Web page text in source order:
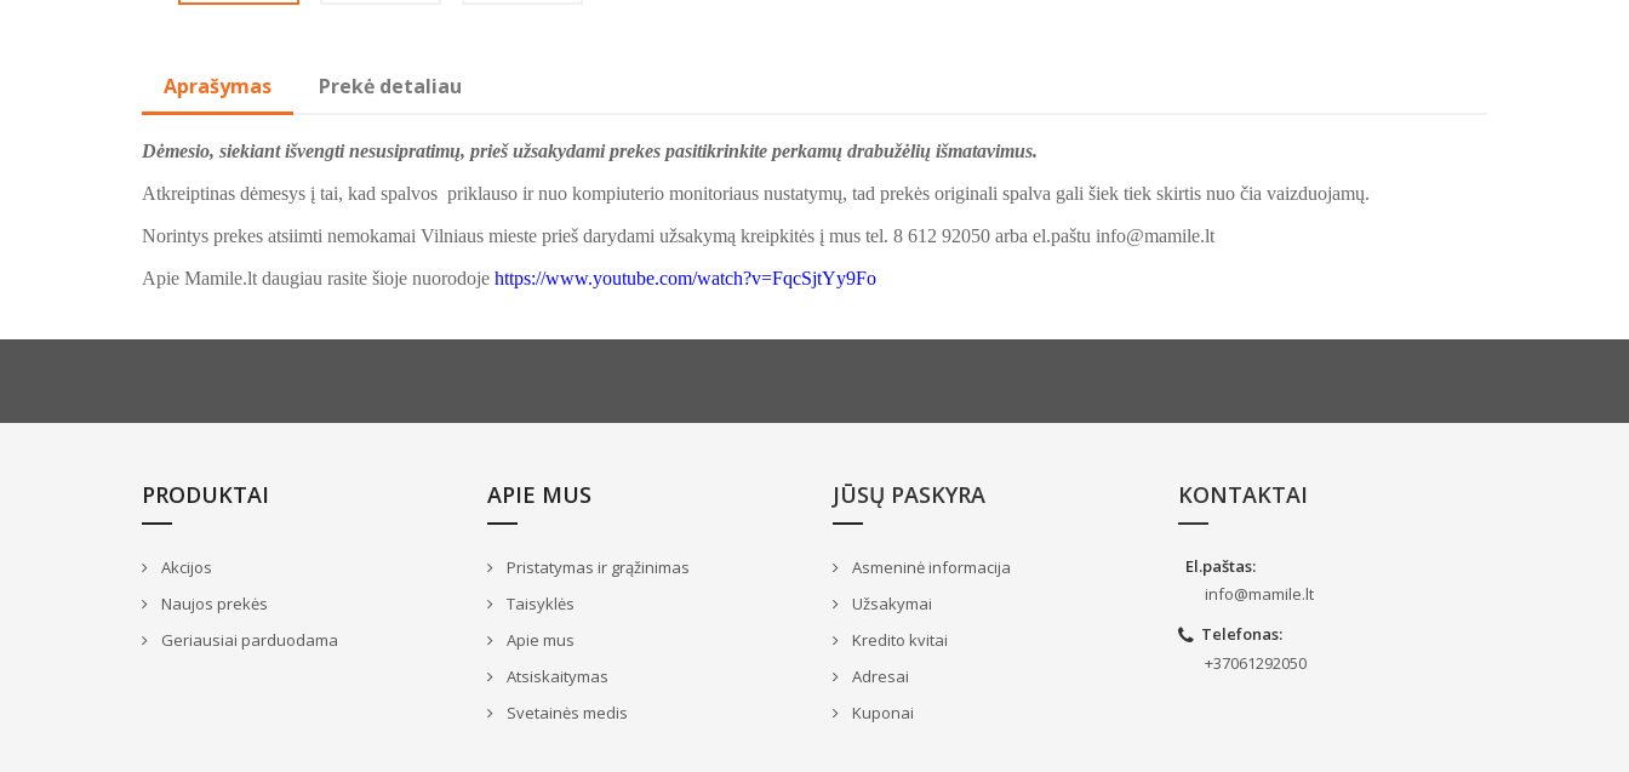
Aprašymas Prekė detaliau
Dėmesio, siekiant išvengti nesusipratimų, prieš užsakydami prekes pasitikrinkite perkamų drabužėlių išmatavimus.
Atkreiptinas dėmesys į tai, kad spalvos priklauso ir nuo kompiuterio monitoriaus nustatymų, tad prekės originali spalva gali šiek tiek skirtis nuo čia vaizduojamų.
Norintys prekes atsiimti nemokamai Vilniaus mieste prieš darydami užsakymą kreipkitės į mus tel. 8 612 92050 arba el.paštu info@mamile.lt
Apie Mamile.lt daugiau rasite šioje nuorodoje https://www.youtube.com/watch?v=FqcSjtYy9Fo
PRODUKTAI
Akcijos
Naujos prekės
Geriausiai parduodama
APIE MUS
Pristatymas ir grąžinimas
Taisyklės
Apie mus
Atsiskaitymas
Svetainės medis
JŪSŲ PASKYRA
Asmeninė informacija
Užsakymai
Kredito kvitai
Adresai
Kuponai
KONTAKTAI
El.paštas:
info@mamile.lt
Telefonas:
+37061292050